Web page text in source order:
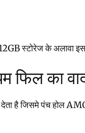
स्टोरेज के अलावा इसमे
फिल का
जिसमे पंच होल